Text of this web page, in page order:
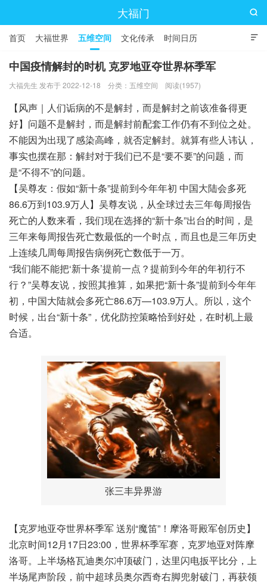
大福门

首页 大福世界 五维空间 文化传承 时间日历

中国疫情解封的时机 克罗地亚夺世界杯季军
大福先生 发布于 2022-12-18 分类： 五维空间 阅读(1957)
【风声｜人们诟病的不是解封，而是解封之前该准备得更
好】问题不是解封，而是解封前配套工作仍有不到位之处。
不能因为出现了感染高峰，就否定解封。就算有些人讳认，
事实也摆在那：解封对于我们已不是“要不要”的问题，而
是“不得不”的问题。
【吴尊友：假如“新十条”提前到今年年初 中国大陆会多死
86.6万到103.9万人】吴尊友说，从全球过去三年每周报告
死亡的人数来看，我们现在选择的“新十条”出台的时间，是
三年来每周报告死亡数最低的一个时点，而且也是三年历史
上连续几周每周报告病例死亡数低于一万。
“我们能不能把‘新十条’提前一点？提前到今年的年初行不
行？”吴尊友说，按照其推算，如果把“新十条”提前到今年年
初，中国大陆就会多死亡86.6万—103.9万人。所以，这个
时候，出台“新十条”，优化防控策略恰到好处，在时机上最
合适。
张三丰异界游
【克罗地亚夺世界杯季军 送别“魔笛”！摩洛哥殿军创历史】
北京时间12月17日23:00，世界杯季军赛，克罗地亚对阵摩
洛哥。上半场格瓦迪奥尔冲顶破门，达里闪电扳平比分，上
半场尾声阶段，前中超球员奥尔西奇右脚兜射破门，再获领